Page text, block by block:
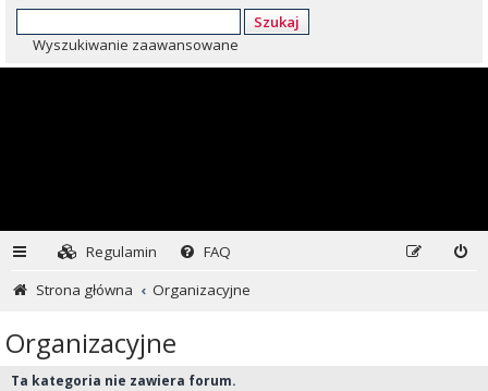
Szukaj
Wyszukiwanie zaawansowane
Regulamin
FAQ
Strona główna
Organizacyjne
Organizacyjne
Ta kategoria nie zawiera forum.